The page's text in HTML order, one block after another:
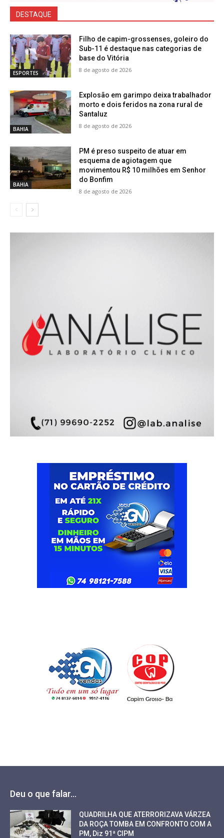
DESTAQUE
ESPORTES
Filho de capim-grossenses, goleiro do
Sub-11 é destaque nas categorias de
base do Vitória
8 de agosto de 2026
BAHIA
Explosão em garimpo deixa trabalhador
morto e dois feridos na zona rural de
Santaluz
8 de agosto de 2026
BAHIA
PM é preso suspeito de atuar em
esquema de agiotagem que
movimentou R$ 10 milhões em Senhor
do Bonfim
8 de agosto de 2026
Deu o que falar...
QUADRILHA QUE ATERRORIZAVA VÁRZEA
DA ROÇA TOMBA EM CONFRONTO COM A
PM, Diz 91ª CIPM